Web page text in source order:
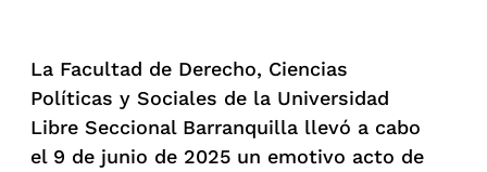
La Facultad de Derecho, Ciencias
Políticas y Sociales de la Universidad
Libre Seccional Barranquilla llevó a cabo
el 9 de junio de 2025 un emotivo acto de